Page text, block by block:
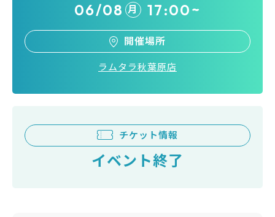
06/08 月 17:00~
開催場所
ラムタラ秋葉原店
チケット情報
イベント終了